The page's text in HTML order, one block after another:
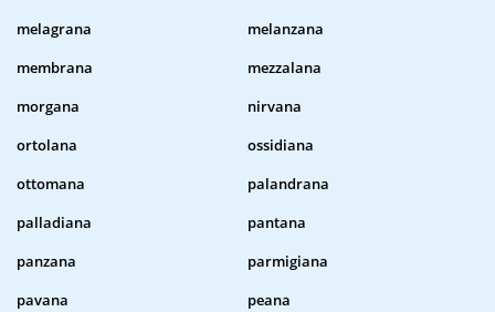
melagrana
melanzana
membrana
mezzalana
morgana
nirvana
ortolana
ossidiana
ottomana
palandrana
palladiana
pantana
panzana
parmigiana
pavana
peana